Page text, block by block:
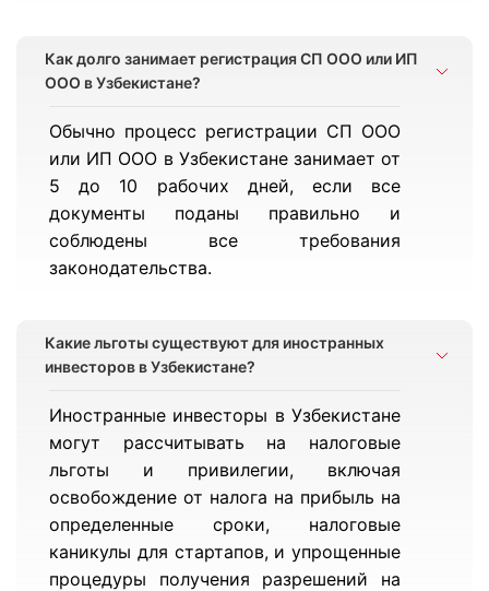
Как долго занимает регистрация СП ООО или ИП
ООО в Узбекистане?
Обычно процесс регистрации СП ООО
или ИП ООО в Узбекистане занимает от
5 до 10 рабочих дней, если все
документы поданы правильно и
соблюдены все требования
законодательства.
Какие льготы существуют для иностранных
инвесторов в Узбекистане?
Иностранные инвесторы в Узбекистане
могут рассчитывать на налоговые
льготы и привилегии, включая
освобождение от налога на прибыль на
определенные сроки, налоговые
каникулы для стартапов, и упрощенные
процедуры получения разрешений на